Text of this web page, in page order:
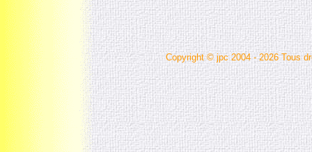
Copyright © jpc 2004 - 2026 Tous